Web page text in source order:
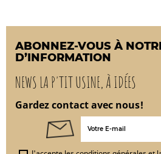
ABONNEZ-VOUS À
D’INFORMATION
NEWS LA P'TIT USINE, À IDÉES
Gardez contact avec nous!